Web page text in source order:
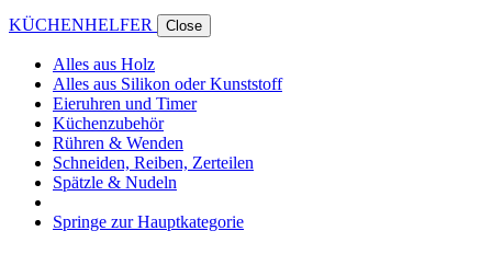
KÜCHENHELFER Close
Alles aus Holz
Alles aus Silikon oder Kunststoff
Eieruhren und Timer
Küchenzubehör
Rühren & Wenden
Schneiden, Reiben, Zerteilen
Spätzle & Nudeln
Springe zur Hauptkategorie